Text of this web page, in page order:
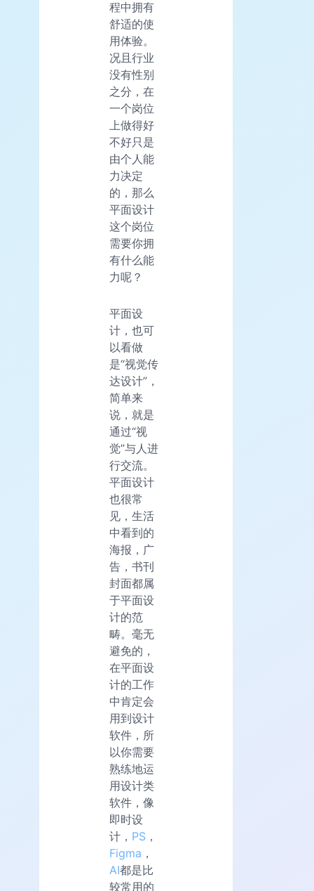
程中拥有
舒适的使
用体验。
况且行业
没有性别
之分，在
一个岗位
上做得好
不好只是
由个人能
力决定
的，那么
平面设计
这个岗位
需要你拥
有什么能
力呢？
平面设
计，也可
以看做
是“视觉传
达设计”，
简单来
说，就是
通过“视
觉”与人进
行交流。
平面设计
也很常
见，生活
中看到的
海报，广
告，书刊
封面都属
于平面设
计的范
畴。毫无
避免的，
在平面设
计的工作
中肯定会
用到设计
软件，所
以你需要
熟练地运
用设计类
软件，像
即时设
计， PS ，
Figma ，
AI都是比
较常用的